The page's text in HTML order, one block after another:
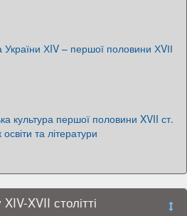
України ХIV – першої половини ХVІІ
культура першої половини XVII ст.
освіти та літератури
XVII столітті